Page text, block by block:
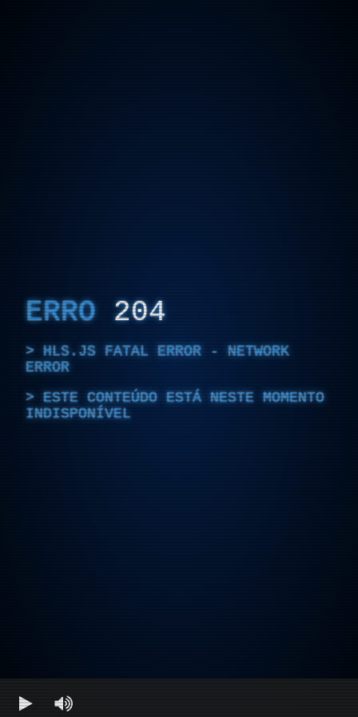
ERRO 204
HLS.JS FATAL ERROR - NETWORK
ERROR
ESTE CONTEÚDO ESTÁ NESTE MOMENTO
INDISPONÍVEL